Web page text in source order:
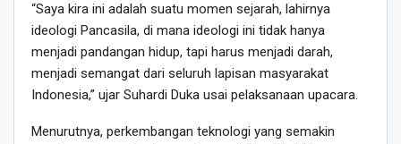
“Saya kira ini adalah suatu momen sejarah, lahirnya
ideologi Pancasila, di mana ideologi ini tidak hanya
menjadi pandangan hidup, tapi harus menjadi darah,
menjadi semangat dari seluruh lapisan masyarakat
Indonesia,” ujar Suhardi Duka usai pelaksanaan upacara.
Menurutnya, perkembangan teknologi yang semakin